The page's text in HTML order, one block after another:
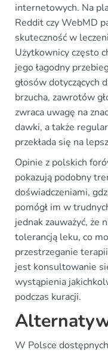
internetowych. Na
Reddit czy WebMD
skuteczność w
Użytkownicy często
jego łagodny
głosów dotyczących
brzucha, zawrotów
zwraca uwagę na
dawki, a także
przekłada się na
Opinie z polskich
pokazują podobny
doświadczeniami,
pomógł im w
jednak zauważyć, że
tolerancją leku, co
przestrzeganie
jest konsultowanie
wystąpienia
podczas kuracji.
W Polsce